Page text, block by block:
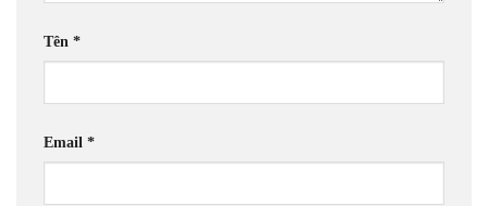
Tên *
Email *